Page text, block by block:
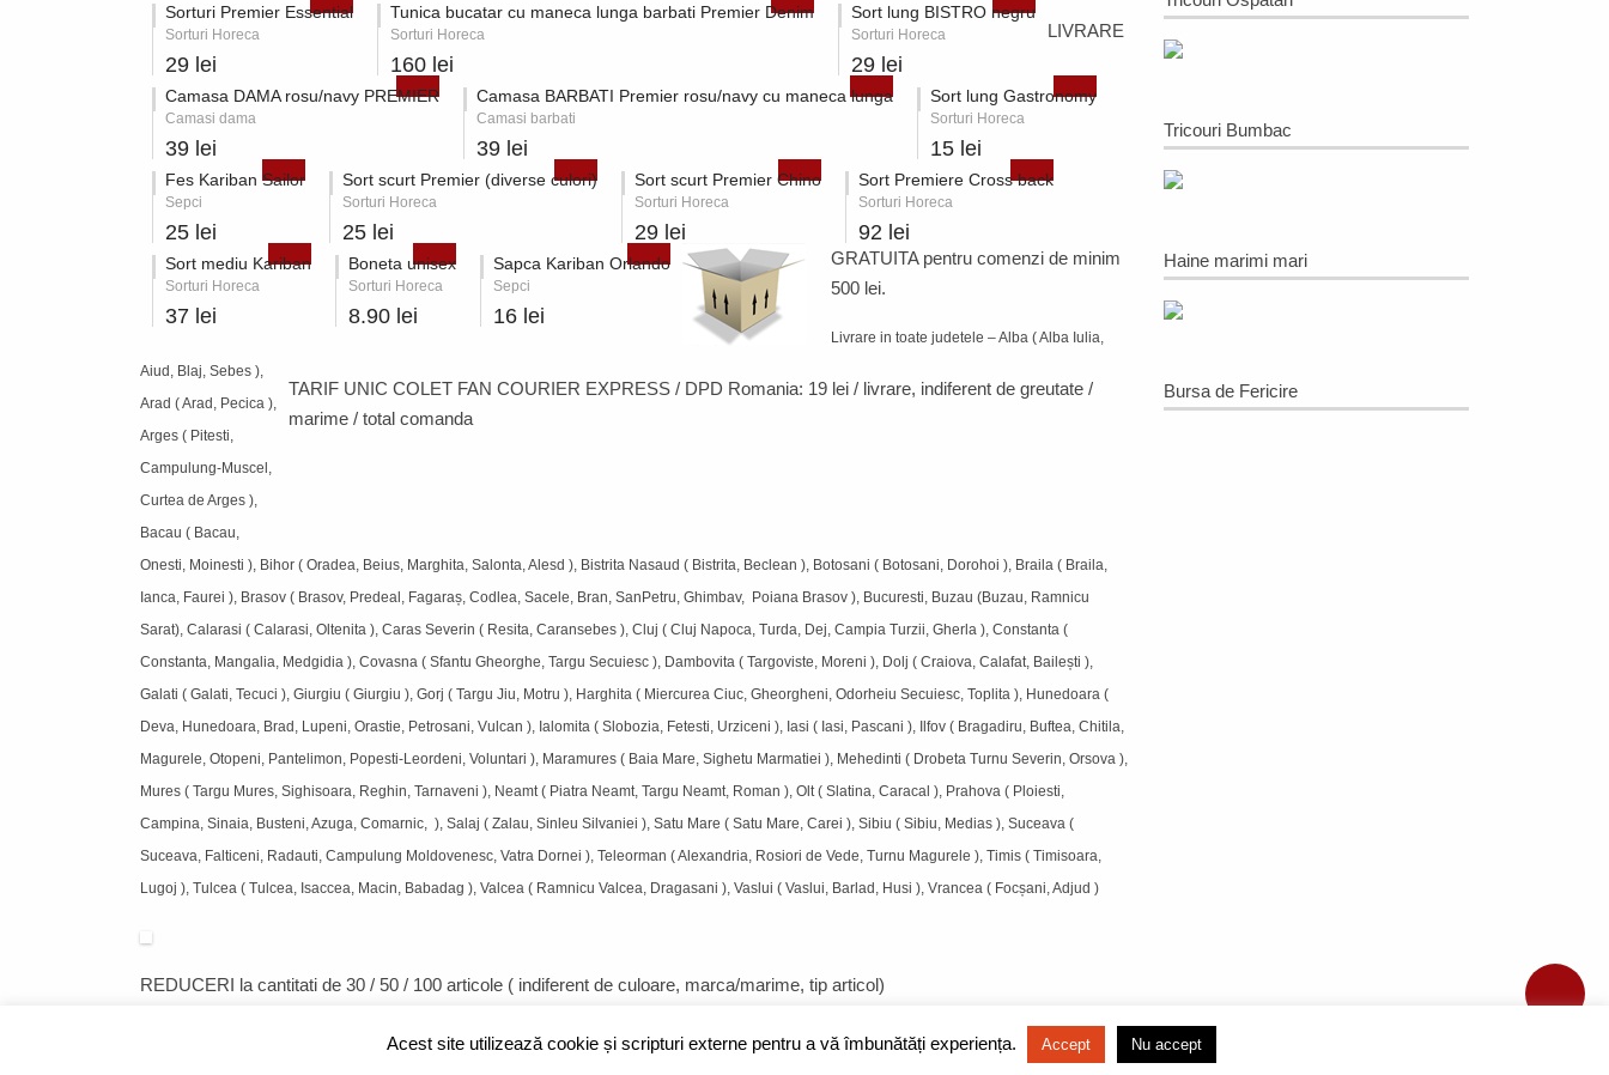
Sorturi Premier Essential
Sorturi Horeca
29 lei
Tunica bucatar cu maneca lunga barbati Premier Denim
Sorturi Horeca
160 lei
Sort lung BISTRO negru
Sorturi Horeca
29 lei
Camasa DAMA rosu/navy PREMIER
Camasi dama
39 lei
Camasa BARBATI Premier rosu/navy cu maneca lunga
Camasi barbati
39 lei
Sort lung Gastronomy
Sorturi Horeca
15 lei
Fes Kariban Sailor
Sepci
25 lei
Sort scurt Premier (diverse culori)
Sorturi Horeca
25 lei
Sort scurt Premier Chino
Sorturi Horeca
29 lei
Sort Premiere Cross back
Sorturi Horeca
92 lei
Sort mediu Kariban
Sorturi Horeca
37 lei
Boneta unisex
Sorturi Horeca
8.90 lei
Sapca Kariban Orlando
Sepci
16 lei
TARIF UNIC COLET FAN COURIER EXPRESS / DPD Romania: 19 lei / livrare, indiferent de greutate /
marime / total comanda
LIVRARE
GRATUITA pentru comenzi de minim
500 lei.
Livrare in toate judetele – Alba ( Alba Iulia,
Aiud, Blaj, Sebes ),
Arad ( Arad, Pecica ),
Arges ( Pitesti,
Campulung-Muscel,
Curtea de Arges ),
Bacau ( Bacau,
Onesti, Moinesti ), Bihor ( Oradea, Beius, Marghita, Salonta, Alesd ), Bistrita Nasaud ( Bistrita, Beclean ), Botosani ( Botosani, Dorohoi ), Braila ( Braila,
Ianca, Faurei ), Brasov ( Brasov, Predeal, Fagaraș, Codlea, Sacele, Bran, SanPetru, Ghimbav, Poiana Brasov ), Bucuresti, Buzau (Buzau, Ramnicu
Sarat), Calarasi ( Calarasi, Oltenita ), Caras Severin ( Resita, Caransebes ), Cluj ( Cluj Napoca, Turda, Dej, Campia Turzii, Gherla ), Constanta (
Constanta, Mangalia, Medgidia ), Covasna ( Sfantu Gheorghe, Targu Secuiesc ), Dambovita ( Targoviste, Moreni ), Dolj ( Craiova, Calafat, Bailești ),
Galati ( Galati, Tecuci ), Giurgiu ( Giurgiu ), Gorj ( Targu Jiu, Motru ), Harghita ( Miercurea Ciuc, Gheorgheni, Odorheiu Secuiesc, Toplita ), Hunedoara (
Deva, Hunedoara, Brad, Lupeni, Orastie, Petrosani, Vulcan ), Ialomita ( Slobozia, Fetesti, Urziceni ), Iasi ( Iasi, Pascani ), Ilfov ( Bragadiru, Buftea, Chitila,
Magurele, Otopeni, Pantelimon, Popesti-Leordeni, Voluntari ), Maramures ( Baia Mare, Sighetu Marmatiei ), Mehedinti ( Drobeta Turnu Severin, Orsova ),
Mures ( Targu Mures, Sighisoara, Reghin, Tarnaveni ), Neamt ( Piatra Neamt, Targu Neamt, Roman ), Olt ( Slatina, Caracal ), Prahova ( Ploiesti,
Campina, Sinaia, Busteni, Azuga, Comarnic, ), Salaj ( Zalau, Sinleu Silvaniei ), Satu Mare ( Satu Mare, Carei ), Sibiu ( Sibiu, Medias ), Suceava (
Suceava, Falticeni, Radauti, Campulung Moldovenesc, Vatra Dornei ), Teleorman ( Alexandria, Rosiori de Vede, Turnu Magurele ), Timis ( Timisoara,
Lugoj ), Tulcea ( Tulcea, Isaccea, Macin, Babadag ), Valcea ( Ramnicu Valcea, Dragasani ), Vaslui ( Vaslui, Barlad, Husi ), Vrancea ( Focșani, Adjud )
REDUCERI la cantitati de 30 / 50 / 100 articole ( indiferent de culoare, marca/marime, tip articol)
Tricouri Bumbac
Haine marimi mari
Bursa de Fericire
Acest site utilizează cookie și scripturi externe pentru a vă îmbunătăți experiența. Accept Nu accept